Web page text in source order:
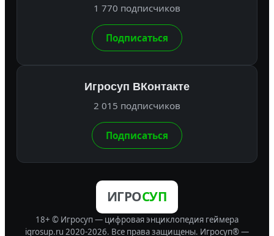
1 770 подписчиков
Подписаться
Игросуп ВКонтакте
2 015 подписчиков
Подписаться
ИГРОСУП
18+ © Игросуп — цифровая энциклопедия геймера
igrosup.ru 2020-2026. Все права защищены. Игросуп® —